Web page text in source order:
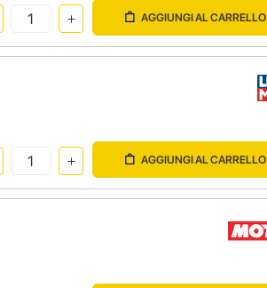
AGGIUNGI AL CARRELLO
AGGIUNGI AL CARRELLO